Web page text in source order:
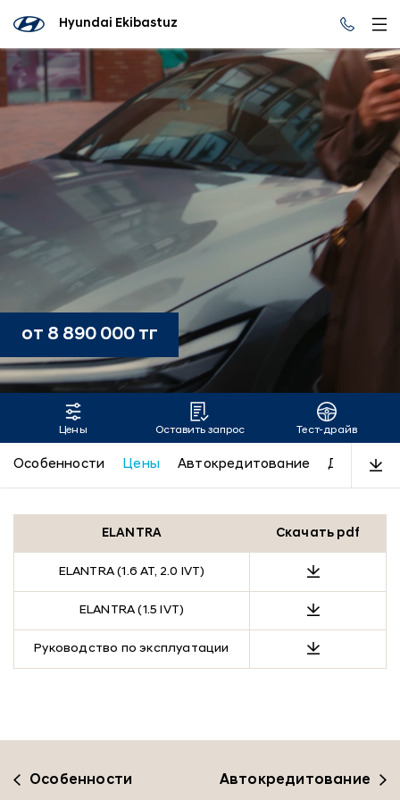
Hyundai Ekibastuz
ELANTRA
от 8 890 000 тг
Цены Оставить запрос Тест-драйв
Особенности Цены Автокредитование Дизайн
ELANTRA Скачать pdf
ELANTRA (1.6 AT, 2.0 IVT)
ELANTRA (1.5 IVT)
Руководство по эксплуатации
Особенности Автокредитование